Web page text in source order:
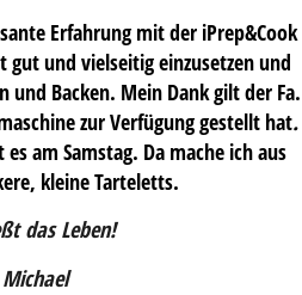
Erfahrung mit der iPrep&Cook
gut und vielseitig einzusetzen und
und Backen. Mein Dank gilt der Fa.
zur Verfügung gestellt hat.
am Samstag. Da mache ich aus
kleine Tarteletts.
das Leben!
Michael